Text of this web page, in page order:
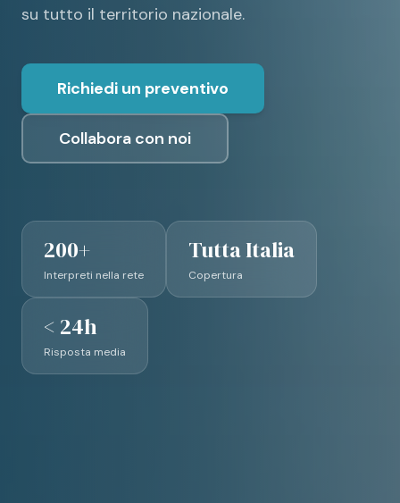
su tutto il territorio nazionale.
Richiedi un preventivo
Collabora con noi
200+
Interpreti nella rete
Tutta Italia
Copertura
< 24h
Risposta media